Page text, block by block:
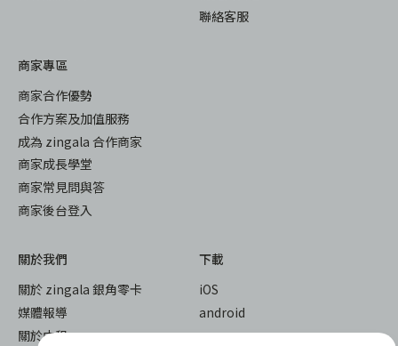
聯絡客服
商家專區
商家合作優勢
合作方案及加值服務
成為 zingala 合作商家
商家成長學堂
商家常見問與答
商家後台登入
關於我們
關於 zingala 銀角零卡
媒體報導
關於中租
下載
iOS
android